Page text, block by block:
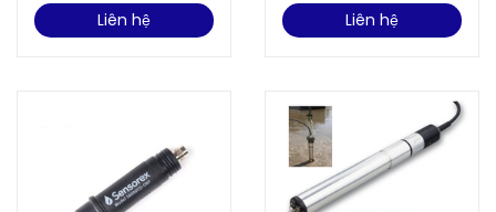
Liên hệ Liên hệ